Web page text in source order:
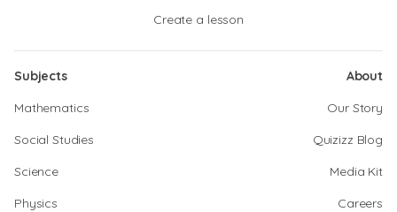
Create a lesson
Subjects
Mathematics
Social Studies
Science
Physics
About
Our Story
Quizizz Blog
Media Kit
Careers